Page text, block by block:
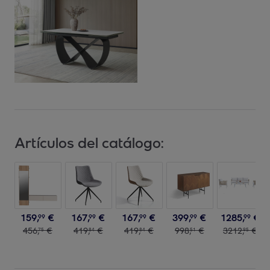
Artículos del catálogo:
159,99 €
456,75 €
167,99 €
419,84 €
167,99 €
419,84 €
399,99 €
998,51 €
1285,99 €
3212,95 €